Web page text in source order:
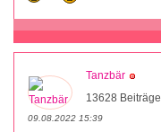
Tanzbär
13628 Beiträge
09.08.2022 15:39